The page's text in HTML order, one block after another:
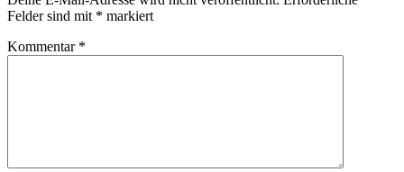
Felder sind mit * markiert
Kommentar *